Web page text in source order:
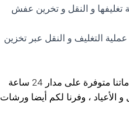
تغليفها و النقل و تخرين عفش
التغليف و النقل عبر تخزين
على مدار 24 ساعة
الأعياد ، وفرنا لكم أيضا ورشات